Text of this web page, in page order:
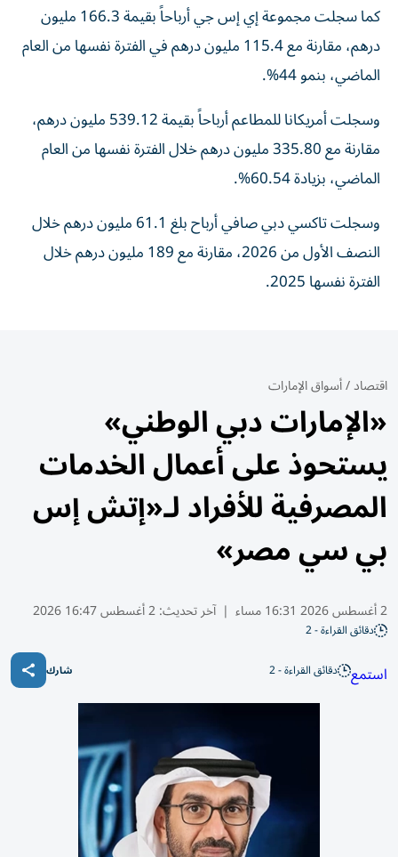
كما سجلت مجموعة إي إس جي أرباحاً بقيمة 166.3 مليون
درهم، مقارنة مع 115.4 مليون درهم في الفترة نفسها من العام
الماضي، بنمو 44%.
وسجلت أمريكانا للمطاعم أرباحاً بقيمة 539.12 مليون درهم،
مقارنة مع 335.80 مليون درهم خلال الفترة نفسها من العام
الماضي، بزيادة 60.54%.
وسجلت تاكسي دبي صافي أرباح بلغ 61.1 مليون درهم خلال
النصف الأول من 2026، مقارنة مع 189 مليون درهم خلال
الفترة نفسها 2025.
اقتصاد/أسواق الإمارات
«الإمارات دبي الوطني»
يستحوذ على أعمال الخدمات
المصرفية للأفراد لـ«إتش إس
بي سي مصر»
2 أغسطس 2026 16:31 مساء | آخر تحديث:2 أغسطس 16:47 2026
دقائق القراءة - 2
استمع دقائق القراءة - 2 شارك